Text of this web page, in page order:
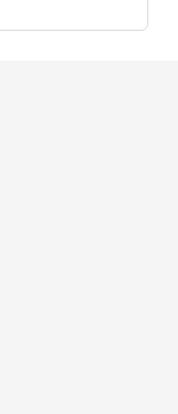
園，甚至，遊走世
提高城鎮的競爭
工商業生產的繁華